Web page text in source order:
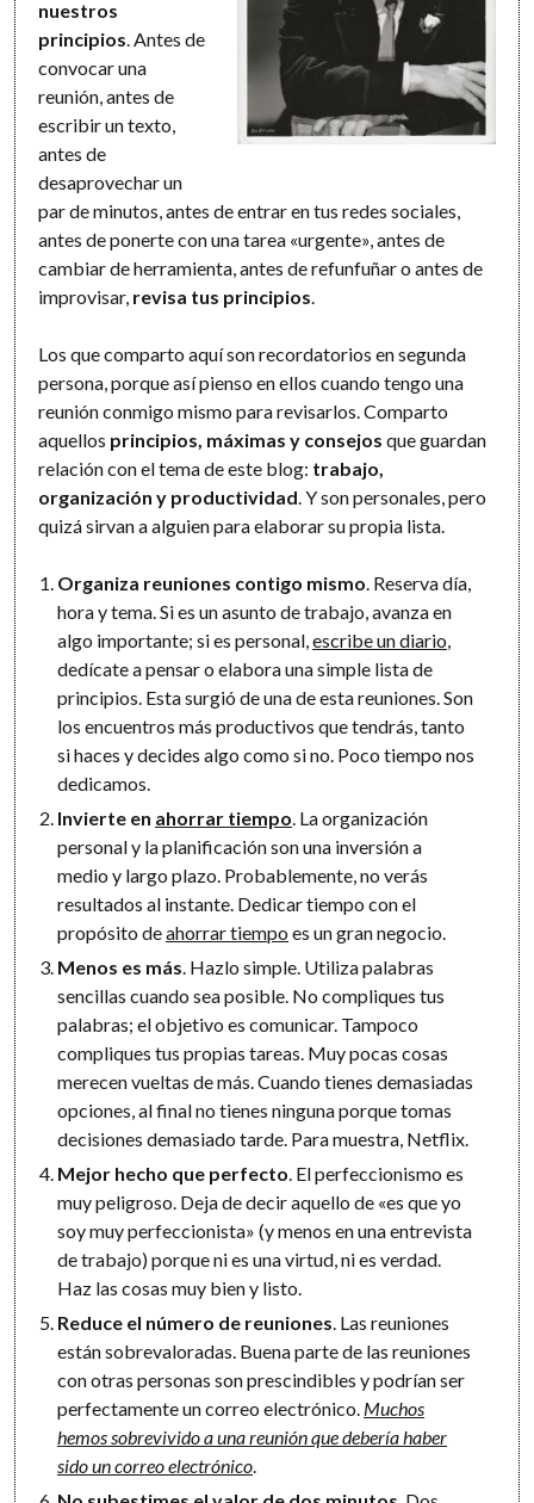
nuestros
principios. Antes de
convocar una
reunión, antes de
escribir un texto,
antes de
desaprovechar un
par de minutos, antes de entrar en tus redes sociales,
antes de ponerte con una tarea «urgente», antes de
cambiar de herramienta, antes de refunfuñar o antes de
improvisar, revisa tus principios.
Los que comparto aquí son recordatorios en segunda
persona, porque así pienso en ellos cuando tengo una
reunión conmigo mismo para revisarlos. Comparto
aquellos principios, máximas y consejos que guardan
relación con el tema de este blog: trabajo,
organización y productividad. Y son personales, pero
quizá sirvan a alguien para elaborar su propia lista.
Organiza reuniones contigo mismo. Reserva día,
hora y tema. Si es un asunto de trabajo, avanza en
algo importante; si es personal,escribe un diario,
dedícate a pensar o elabora una simple lista de
principios. Esta surgió de una de esta reuniones. Son
los encuentros más productivos que tendrás, tanto
si haces y decides algo como si no. Poco tiempo nos
dedicamos.
Invierte en ahorrar tiempo. La organización
personal y la planificación son una inversión a
medio y largo plazo. Probablemente, no verás
resultados al instante. Dedicar tiempo con el
propósito deahorrar tiempo es un gran negocio.
Menos es más. Hazlo simple. Utiliza palabras
sencillas cuando sea posible. No compliques tus
palabras; el objetivo es comunicar. Tampoco
compliques tus propias tareas. Muy pocas cosas
merecen vueltas de más. Cuando tienes demasiadas
opciones, al final no tienes ninguna porque tomas
decisiones demasiado tarde. Para muestra, Netflix.
Mejor hecho que perfecto. El perfeccionismo es
muy peligroso. Deja de decir aquello de «es que yo
soy muy perfeccionista» (y menos en una entrevista
de trabajo) porque ni es una virtud, ni es verdad.
Haz las cosas muy bien y listo.
Reduce el número de reuniones. Las reuniones
están sobrevaloradas. Buena parte de las reuniones
con otras personas son prescindibles y podrían ser
perfectamente un correo electrónico. Muchos
hemos sobrevivido a una reunión que debería haber
sido un correo electrónico.